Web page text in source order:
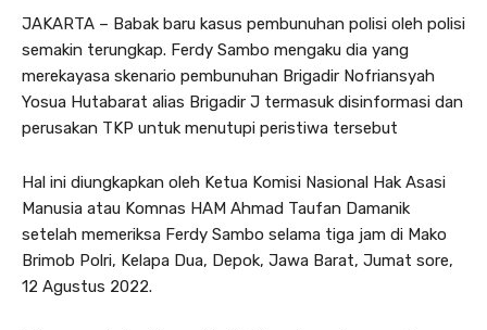
JAKARTA – Babak baru kasus pembunuhan polisi oleh polisi
semakin terungkap. Ferdy Sambo mengaku dia yang
merekayasa skenario pembunuhan Brigadir Nofriansyah
Yosua Hutabarat alias Brigadir J termasuk disinformasi dan
perusakan TKP untuk menutupi peristiwa tersebut
Hal ini diungkapkan oleh Ketua Komisi Nasional Hak Asasi
Manusia atau Komnas HAM Ahmad Taufan Damanik
setelah memeriksa Ferdy Sambo selama tiga jam di Mako
Brimob Polri, Kelapa Dua, Depok, Jawa Barat, Jumat sore,
12 Agustus 2022.